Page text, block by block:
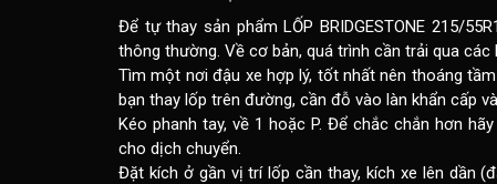
Để tự thay sản phẩm LỐP BRIDGESTONE 215/
thông thường. Về cơ bản, quá trình cần trải qua các
Tìm một nơi đậu xe hợp lý, tốt nhất nên thoáng
bạn thay lốp trên đường, cần đỗ vào làn khẩn cấp
Kéo phanh tay, về 1 hoặc P. Để chắc chắn hơn
cho dịch chuyển.
Đặt kích ở gần vị trí lốp cần thay, kích xe lên dần